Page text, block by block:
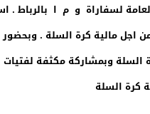
لسفاراة و م ا بالرباط .
للفتيات من اجل مالية كرة السلة .
السلة وبمشاركة مكثفة
كرة السلة